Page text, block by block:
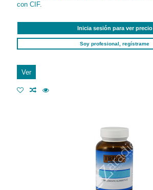
con CIF.
Inicia sesión para ver precio
Soy profesional, regístrame
Ver